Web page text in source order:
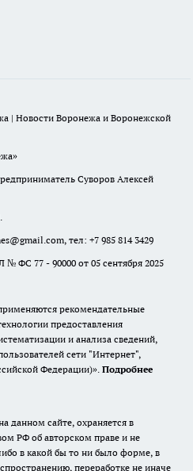
| Новости Воронежа и Воронежской
Суворов Алексей
тел: +7 985 814 3429
№ ФС 77 - 90000 от 05 сентября 2025
рекомендательные
предоставления
и анализа сведений,
сети "Интернет",
Федерации)». Подробнее
данном сайте, охраняется в
РФ об авторском праве и не
в какой бы то ни было форме, в
переработке не иначе